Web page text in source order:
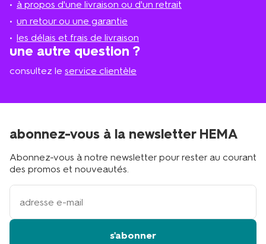
à propos d'une livraison ou d'un retrait
un retour ou une garantie
les délais et frais de livraison
une autre question ?
consultez le service clientèle
le
plus
proche
abonnez-vous à la newsletter HEMA
Abonnez-vous à notre newsletter pour rester au courant
des promos et nouveautés.
votre
adresse
s'abonner